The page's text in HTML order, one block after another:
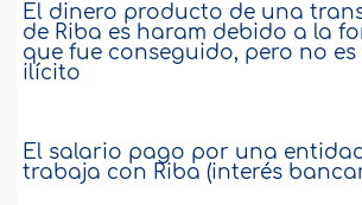
El dinero producto de una
de Riba es haram debido a la
que fue conseguido, pero no
ilícito
El salario pago por una
trabaja con Riba (interés